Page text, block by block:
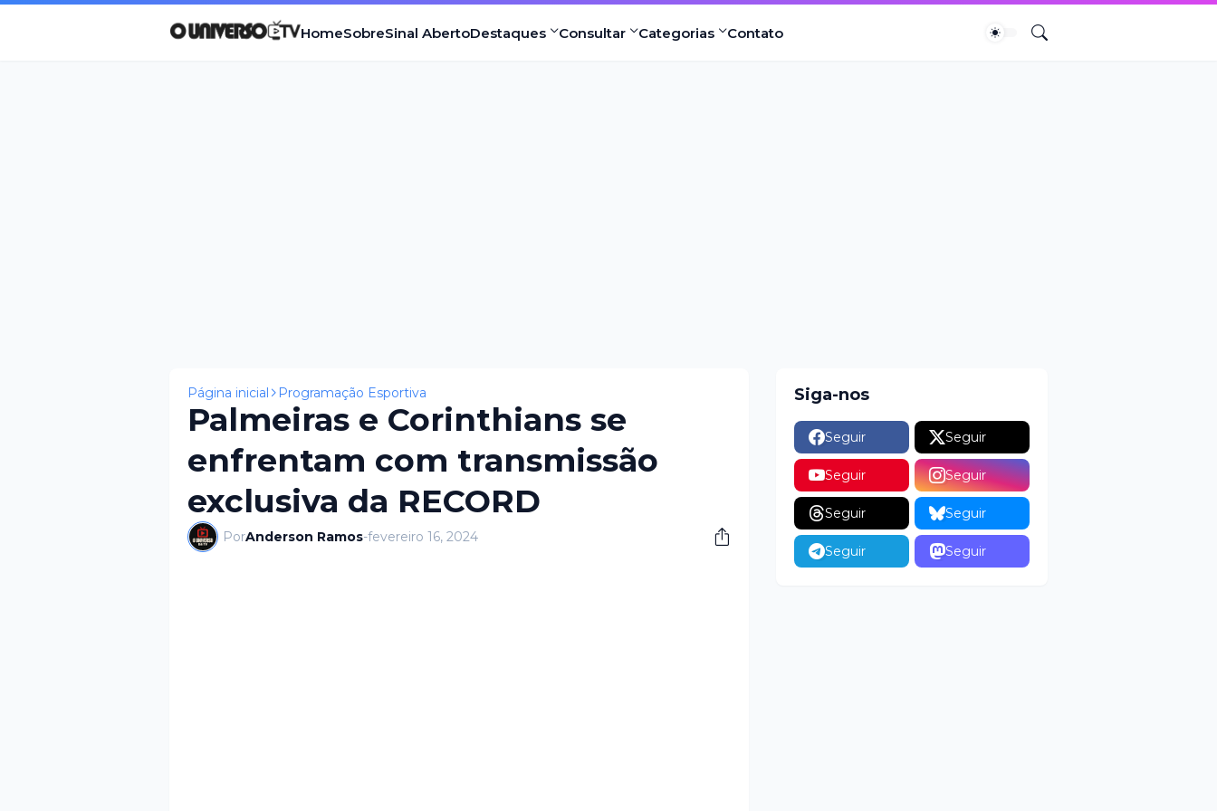
HomeSobreSinal AbertoDestaques Consultar Categorias Contato
Página inicial Programação Esportiva
Palmeiras e Corinthians se
enfrentam com transmissão
exclusiva da RECORD
PorAnderson Ramos-fevereiro 16, 2024
Siga-nos
Seguir Seguir
Seguir Seguir
Seguir Seguir
Seguir Seguir